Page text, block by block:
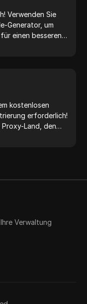
Verwenden Sie
Generator, um
einen besseren
kostenlosen
erforderlich!
Land, den
Verwaltung